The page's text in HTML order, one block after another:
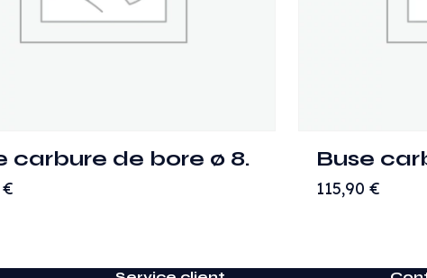
carbure de bore ø 8.
€
Buse
115,90 €